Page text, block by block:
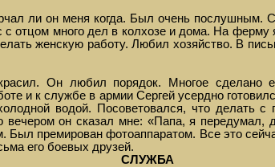
ли он меня когда. Был очень послушным.
с отцом много дел в колхозе и дома. На
женскую работу. Любил хозяйство. В
Он любил порядок. Многое сделано
и к службе в армии Сергей усердно
водой. Посоветовался, что делать
он сказал мне: «Папа, я передумал,
премирован фотоаппаратом. Все это
его боевых друзей.
СЛУЖБА